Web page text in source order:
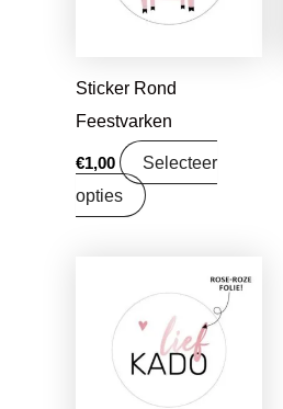
Sticker Rond
Feestvarken
€1,00
Selecteer
opties